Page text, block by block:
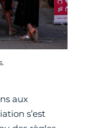
aux
s’est